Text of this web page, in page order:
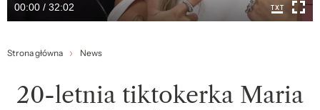
00:00 / 32:02
Strona główna News
20-letnia tiktokerka Maria